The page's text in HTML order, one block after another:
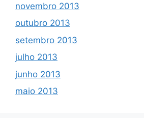
novembro 2013
outubro 2013
setembro 2013
julho 2013
junho 2013
maio 2013